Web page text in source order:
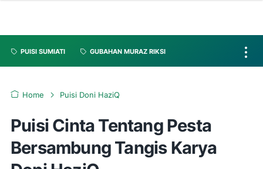
PUISI SUMIATI GUBAHAN MURAZ RIKSI
Home Puisi Doni HaziQ
Puisi Cinta Tentang Pesta
Bersambung Tangis Karya